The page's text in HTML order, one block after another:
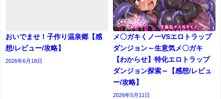
おいでませ！子作り温泉郷【感
想/レビュー/攻略】
2026年6月18日
メ〇ガキくノ一VSエロトラップ
ダンジョン～生意気メ〇ガキ
【わからせ】特化エロトラップ
ダンジョン探索～【感想/レビュ
ー/攻略】
2026年5月11日